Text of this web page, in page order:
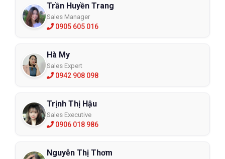
Trần Huyền Trang
Sales Manager
0905 605 016
Hà My
Sales Expert
0942 908 098
Trịnh Thị Hậu
Sales Executive
0906 018 986
Nguyễn Thị Thơm